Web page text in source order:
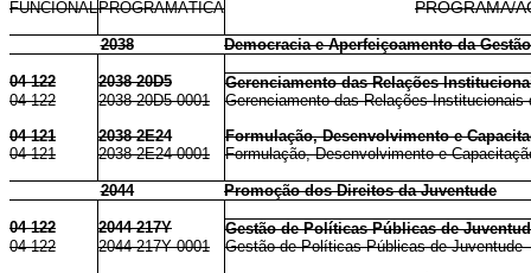
FUNCIONALPROGRAMÁTICA PROGRAMA/
2038 Democracia e Aperfeiçoamento da
04 122 2038 20D5
Gerenciamento das Relações
04 122
2038 20D5 0001
Gerenciamento das Relações Institucionais
04 121
2038 2E24
Formulação, Desenvolvimento e
04 121
2038 2E24 0001 Formulação, Desenvolvimento e
2044 Promoção dos Direitos da Juventude
04 122 2044 217Y
Gestão de Políticas Públicas de
04 122
2044 217Y 0001
Gestão de Políticas Públicas de Juventude